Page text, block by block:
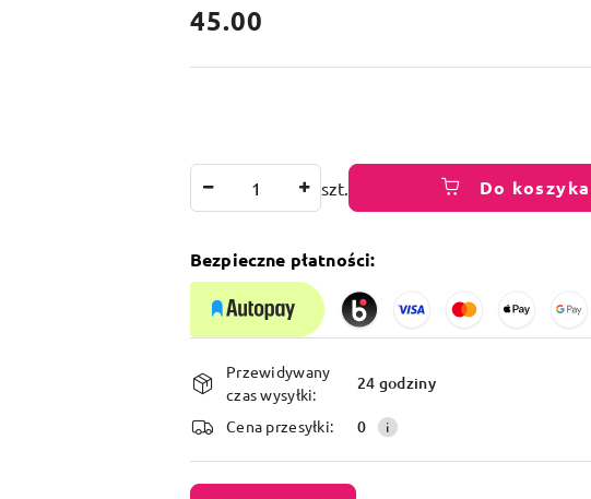
cena:
45.00
szt. Do koszyka
Bezpieczne płatności:
Dostępność
i
dostawa
Przewidywany
czas wysyłki:
24 godziny
Cena przesyłki: 0